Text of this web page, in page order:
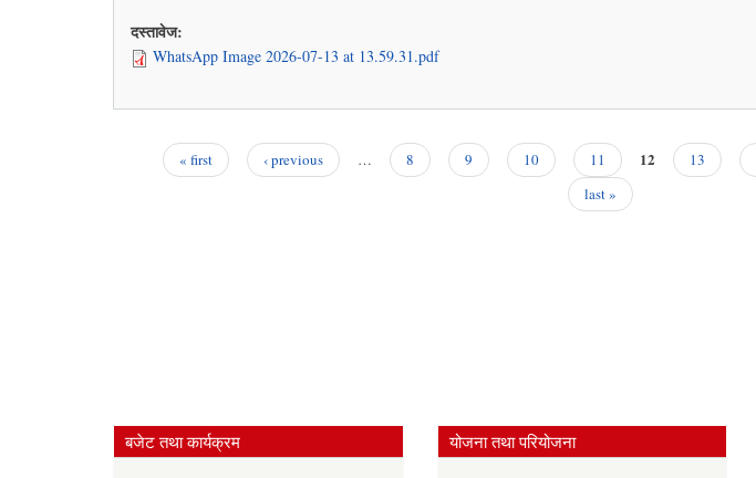
दस्तावेज:
WhatsApp Image 2026-07-13 at 13.59.31.pdf
« first ‹ previous … 8 9 10 11 12 13
last »
बजेट तथा कार्यक्रम योजना तथा परियोजना